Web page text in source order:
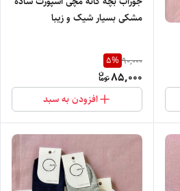
مشکی بسیار شیک و زیبا
90,000
5%
85,000
افزودن به سبد